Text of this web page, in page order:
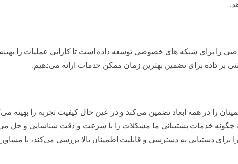
را برای شبکه های خصوصی توسعه داده است تا کارایی عملیات را
بر داده برای تضمین بهترین زمان ممکن خدمات ارائه می‌دهیم.
را در همه ابعاد تضمین می‌کند و در عین حال کیفیت تجربه را بهینه
چگونه خدمات پشتیبانی ما مشکلات را با سرعت و دقت شناسایی و حل
برای دستیابی به دسترسی و قابلیت اطمینان بالا بررسی می‌کند، با